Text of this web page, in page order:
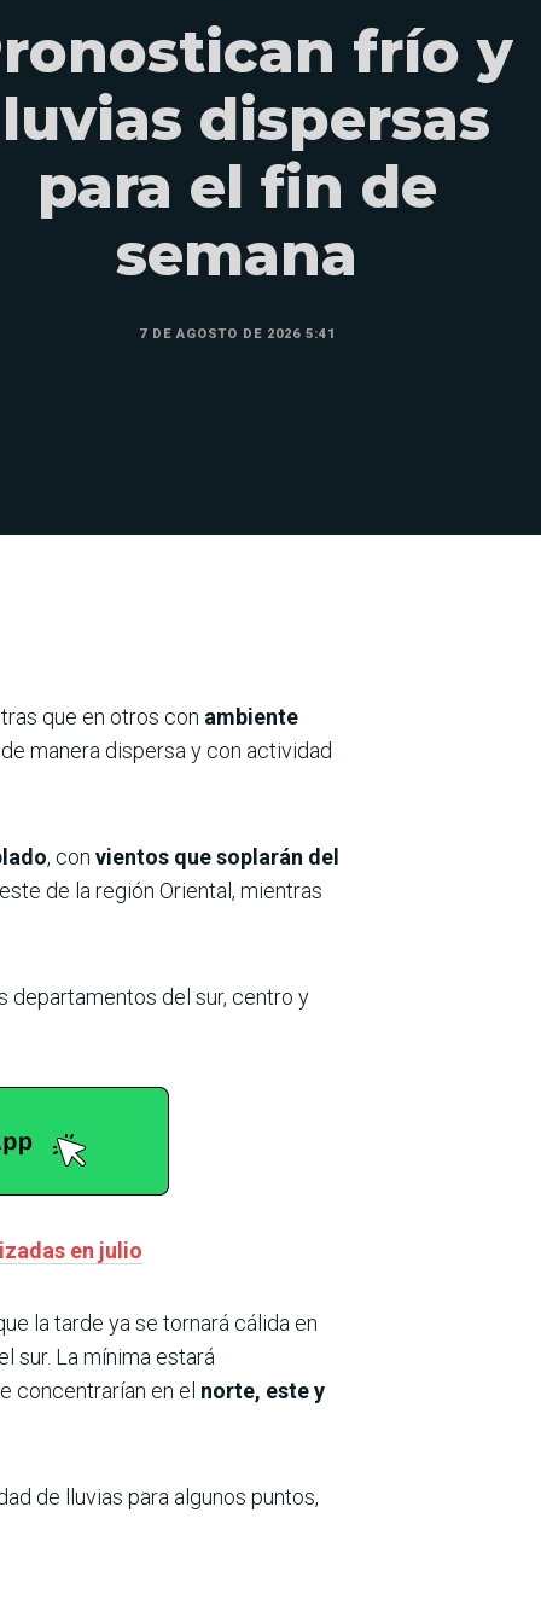
frío y
dispersas
para el fin de
semana
7 DE AGOSTO DE 2026 5:41
que en otros con ambiente
manera dispersa y con actividad
, con vientos que soplarán del
de la región Oriental, mientras
departamentos del sur, centro y
en julio
la tarde ya se tornará cálida en
sur. La mínima estará
concentrarían en el norte, este y
de lluvias para algunos puntos,